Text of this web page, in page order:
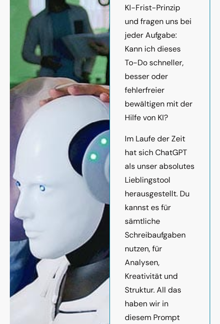
KI-Frist-Prinzip
und fragen uns bei
jeder Aufgabe:
Kann ich dieses
To-Do schneller,
besser oder
fehlerfreier
bewältigen mit der
Hilfe von KI?
Im Laufe der Zeit
hat sich ChatGPT
als unser absolutes
Lieblingstool
herausgestellt. Du
kannst es für
sämtliche
Schreibaufgaben
nutzen, für
Analysen,
Kreativität und
Struktur. All das
haben wir in
diesem Prompt